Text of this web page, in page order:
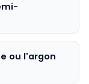
ou l'argon